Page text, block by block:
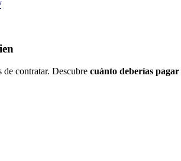
de contratar. Descubre cuánto deberías pagar